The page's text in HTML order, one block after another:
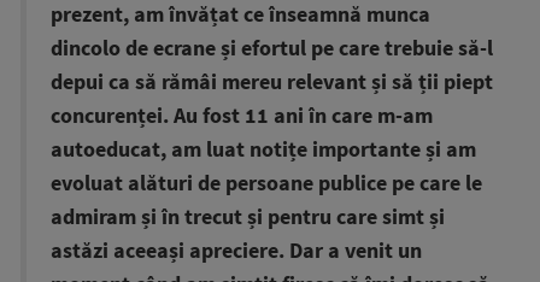
prezent, am învățat ce înseamnă munca
dincolo de ecrane și efortul pe care trebuie să-l
depui ca să rămâi mereu relevant și să ții piept
concurenței. Au fost 11 ani în care m-am
autoeducat, am luat notițe importante și am
evoluat alături de persoane publice pe care le
admiram și în trecut și pentru care simt și
astăzi aceeași apreciere. Dar a venit un